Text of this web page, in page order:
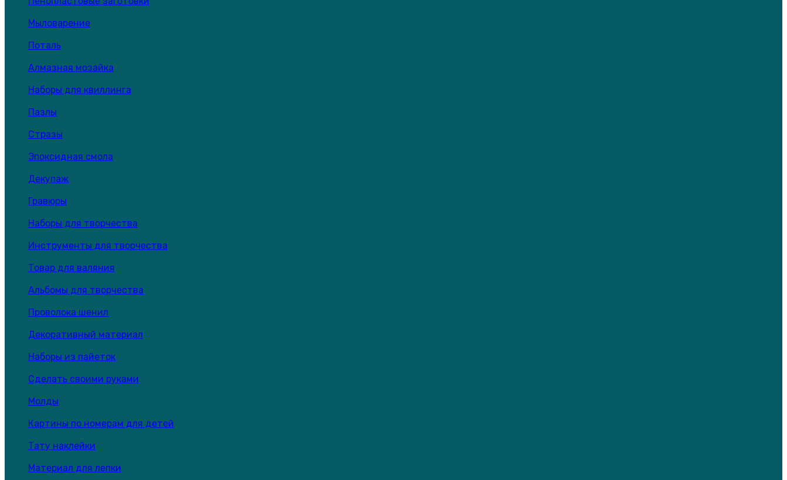
Мыловарение
Поталь
Алмазная мозайка
Наборы для квиллинга
Пазлы
Стразы
Эпоксидная смола
Декупаж
Гравюры
Наборы для творчества
Инструменты для творчества
Товар для валяния
Альбомы для творчества
Проволока шенил
Декоративный материал
Наборы из пайеток
Сделать своими руками
Молды
Картины по номерам для детей
Тату наклейки
Материал для лепки